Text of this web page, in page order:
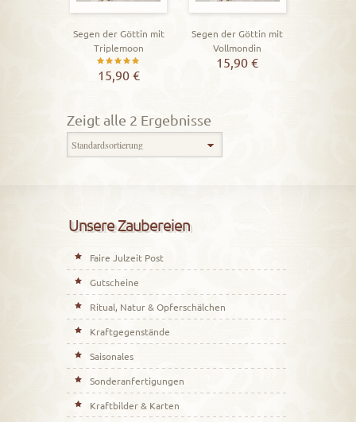
Segen der Göttin mit
Triplemoon
Bewertet
5.00
von 5
15,90 €
Segen der Göttin mit
Vollmondin
15,90€
Zeigt alle 2 Ergebnisse
Unsere Zaubereien
Faire Julzeit Post
Gutscheine
Ritual, Natur & Opferschälchen
Kraftgegenstände
Saisonales
Sonderanfertigungen
Kraftbilder & Karten